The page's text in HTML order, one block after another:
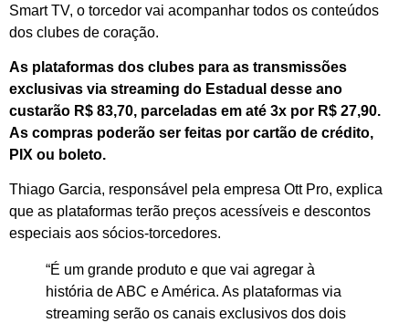
Smart TV, o torcedor vai acompanhar todos os conteúdos
dos clubes de coração.
As plataformas dos clubes para as transmissões
exclusivas via streaming do Estadual desse ano
custarão R$ 83,70, parceladas em até 3x por R$ 27,90.
As compras poderão ser feitas por cartão de crédito,
PIX ou boleto.
Thiago Garcia, responsável pela empresa Ott Pro, explica
que as plataformas terão preços acessíveis e descontos
especiais aos sócios-torcedores.
“É um grande produto e que vai agregar à
história de ABC e América. As plataformas via
streaming serão os canais exclusivos dos dois